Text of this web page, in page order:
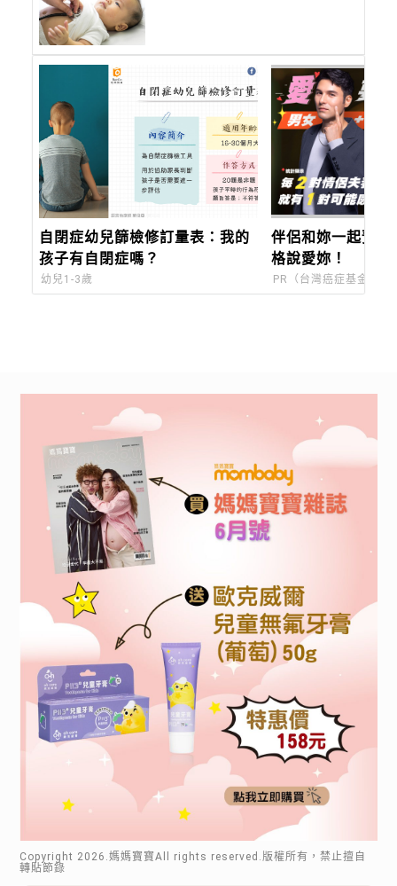
自閉症幼兒篩檢修訂量表：我的
孩子有自閉症嗎？
幼兒1-3歲
伴侶和妳一起預防
格說愛妳！
PR（台灣癌症基金會）
Copyright 2026 .媽媽寶寶All rights reserved.版權所有，禁止擅自
轉貼節錄